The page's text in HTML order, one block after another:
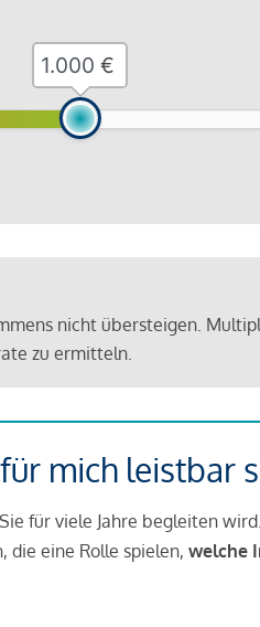
€
nicht übersteigen.
zu ermitteln.
mich leistbar
für viele Jahre begleiten
eine Rolle spielen, welche